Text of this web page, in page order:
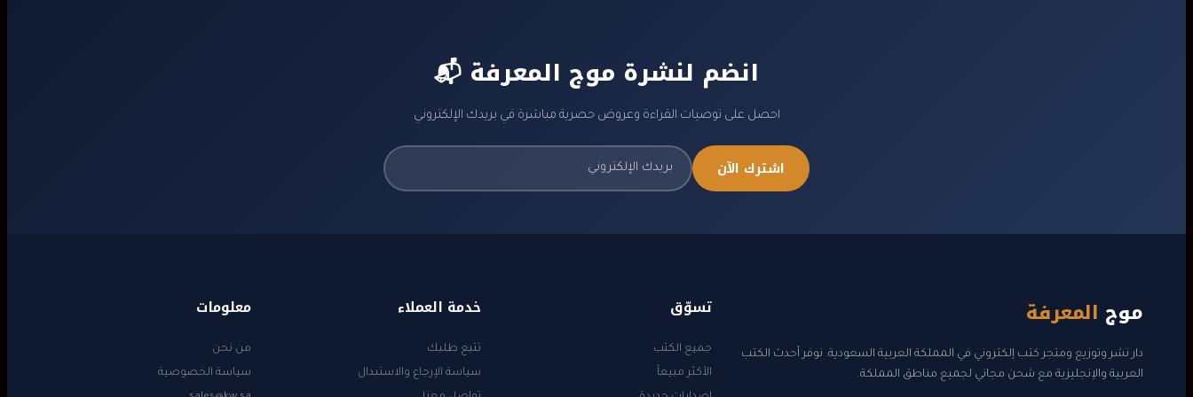
📬 انضم لنشرة موج المعرفة
احصل على توصيات القراءة وعروض حصرية مباشرة في بريدك الإلكتروني
اشترك الآن
موج المعرفة
دار نشر وتوزيع ومتجر كتب إلكتروني في المملكة العربية السعودية. نوفر أحدث الكتب
العربية والإنجليزية مع شحن مجاني لجميع مناطق المملكة.
تسوّق
جميع الكتب
الأكثر مبيعاً
خدمة العملاء
تتبع طلبك
سياسة الإرجاع والاستبدال
معلومات
من نحن
سياسة الخصوصية